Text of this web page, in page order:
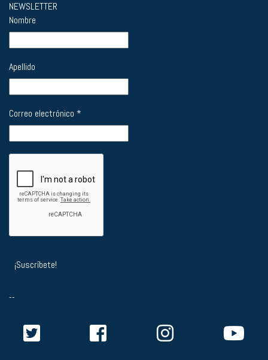
NEWSLETTER
Nombre
Apellido
Correo electrónico *
--